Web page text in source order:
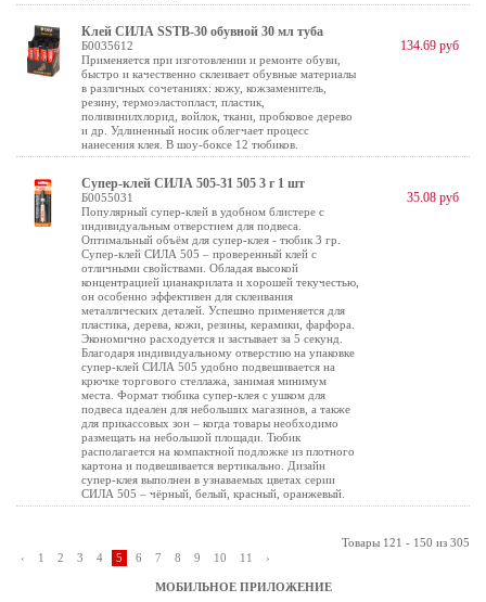
Клей СИЛА SSTB-30 обувной 30 мл туба
Б0035612
Применяется при изготовлении и ремонте обуви,
быстро и качественно склеивает обувные материалы
в различных сочетаниях: кожу, кожзаменитель,
резину, термоэластопласт, пластик,
поливинилхлорид, войлок, ткани, пробковое дерево
и др. Удлиненный носик облегчает процесс
нанесения клея. В шоу-боксе 12 тюбиков.
134.69 руб
Супер-клей СИЛА 505-31 505 3 г 1 шт
Б0055031
Популярный супер-клей в удобном блистере с
индивидуальным отверстием для подвеса.
Оптимальный объём для супер-клея - тюбик 3 гр.
Супер-клей СИЛА 505 – проверенный клей с
отличными свойствами. Обладая высокой
концентрацией цианакрилата и хорошей текучестью,
он особенно эффективен для склеивания
металлических деталей. Успешно применяется для
пластика, дерева, кожи, резины, керамики, фарфора.
Экономично расходуется и застывает за 5 секунд.
Благодаря индивидуальному отверстию на упаковке
супер-клей СИЛА 505 удобно подвешивается на
крючке торгового стеллажа, занимая минимум
места. Формат тюбика супер-клея с ушком для
подвеса идеален для небольших магазинов, а также
для прикассовых зон – когда товары необходимо
размещать на небольшой площади. Тюбик
располагается на компактной подложке из плотного
картона и подвешивается вертикально. Дизайн
супер-клея выполнен в узнаваемых цветах серии
СИЛА 505 – чёрный, белый, красный, оранжевый.
35.08 руб
Товары 121 - 150 из 305
‹
1 2 3 4 5 6 7 8 9 10 11 ›
МОБИЛЬНОЕ ПРИЛОЖЕНИЕ